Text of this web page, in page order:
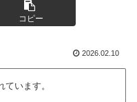
コピー
2026.02.10
います。